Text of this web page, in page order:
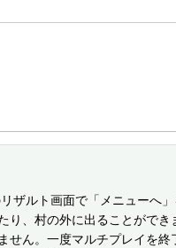
ザルト画面で「メニューへ
、村の外に出ることができ
ん。一度マルチプレイを終